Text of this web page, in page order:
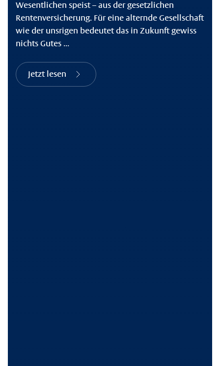
Wesentlichen speist – aus der gesetzlichen
Rentenversicherung. Für eine alternde Gesellschaft
wie der unsrigen bedeutet das in Zukunft gewiss
nichts Gutes ...
Jetzt lesen